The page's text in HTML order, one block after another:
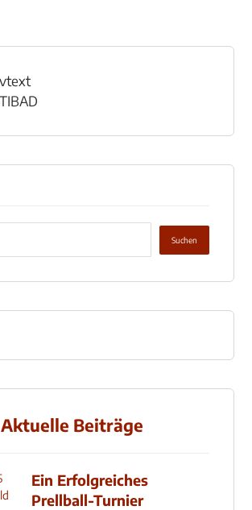
Aktuelle Beiträge
Ein Erfolgreiches
Prellball-Turnier